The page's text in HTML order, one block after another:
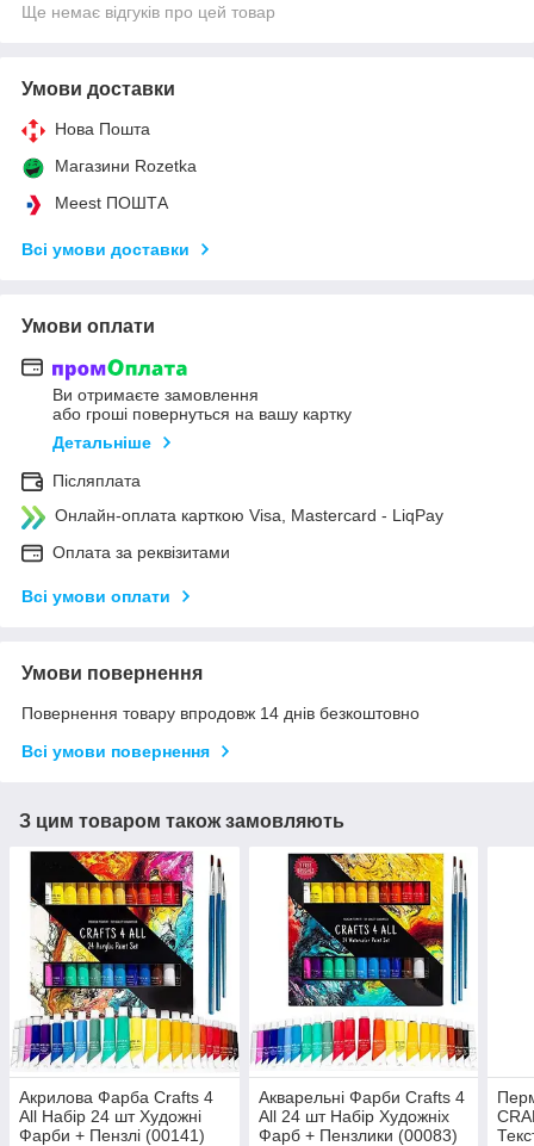
Ще немає відгуків про цей товар
Умови доставки
Нова Пошта
Магазини Rozetka
Meest ПОШТА
Всі умови доставки
Умови оплати
Ви отримаєте замовлення
або гроші повернуться на вашу картку
Детальніше
Післяплата
Онлайн-оплата карткою Visa, Mastercard - LiqPay
Оплата за реквізитами
Всі умови оплати
Умови повернення
Повернення товару впродовж 14 днів безкоштовно
Всі умови повернення
З цим товаром також замовляють
Акрилова Фарба Crafts 4
All Набір 24 ​​шт Художні
Фарби + Пензлі (00141)
Акварельні Фарби Crafts 4
All 24 шт Набір Художніх
Фарб + Пензлики (00083)